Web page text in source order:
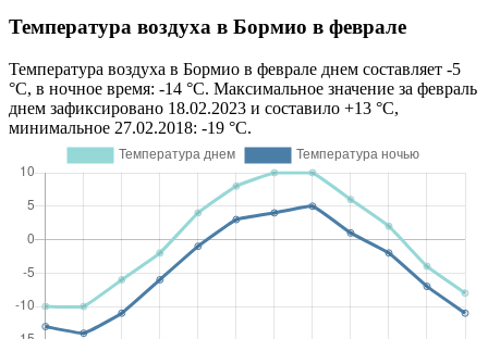
Температура воздуха в Бормио в феврале
Температура воздуха в Бормио в феврале днем составляет -5
°C, в ночное время: -14 °C. Максимальное значение за февраль
днем зафиксировано 18.02.2023 и составило +13 °C,
минимальное 27.02.2018: -19 °C.